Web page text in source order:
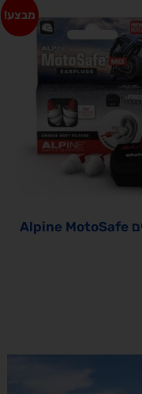
מבצע!
אטמי אוזניים Alpine MotoSafe